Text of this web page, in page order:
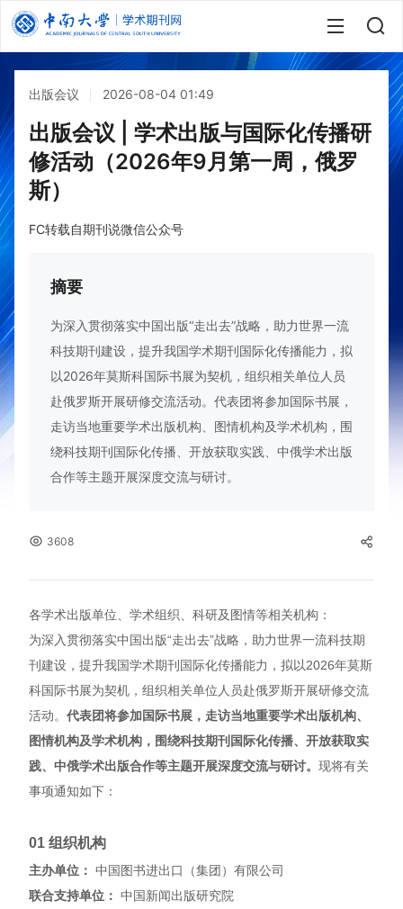
出版会议 2026-08-04 01:49
出版会议 | 学术出版与国际化传播研
修活动（2026年9月第一周，俄罗
斯）
FC转载自期刊说微信公众号
摘要
为深入贯彻落实中国出版“走出去”战略，助力世界一流
科技期刊建设，提升我国学术期刊国际化传播能力，拟
以2026年莫斯科国际书展为契机，组织相关单位人员
赴俄罗斯开展研修交流活动。代表团将参加国际书展，
走访当地重要学术出版机构、图情机构及学术机构，围
绕科技期刊国际化传播、开放获取实践、中俄学术出版
合作等主题开展深度交流与研讨。
3608
各学术出版单位、学术组织、科研及图情等相关机构：
为深入贯彻落实中国出版“走出去”战略，助力世界一流科技期
刊建设，提升我国学术期刊国际化传播能力，拟以2026年莫斯
科国际书展为契机，组织相关单位人员赴俄罗斯开展研修交流
活动。 代表团将参加国际书展，走访当地重要学术出版机构、
图情机构及学术机构，围绕科技期刊国际化传播、开放获取实
践、中俄学术出版合作等主题开展深度交流与研讨。 现将有关
事项通知如下：
01 组织机构
主办单位： 中国图书进出口（集团）有限公司
联合支持单位： 中国新闻出版研究院